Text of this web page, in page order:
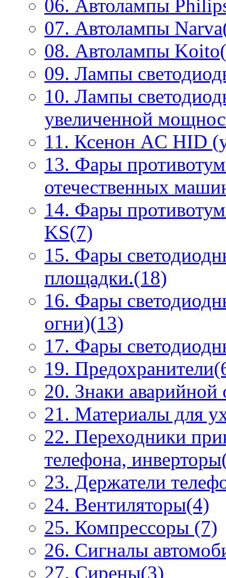
06. Автолампы
07. Автолампы
08. Автолампы
09. Лампы
10. Лампы
увеличенной
11. Ксенон AC HID
13. Фары
отечественных
14. Фары
KS(7)
15. Фары
площадки.(18)
16. Фары
огни)(13)
17. Фары
19.
20. Знаки
21. Материалы для
22. Переходники
телефона,
23. Держатели
24. Вентиляторы(4)
25. Компрессоры (7)
26. Сигналы
27. Сирены(3)